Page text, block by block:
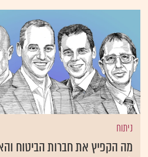
ניתוח
מה הקפיץ את חברות הביטוח